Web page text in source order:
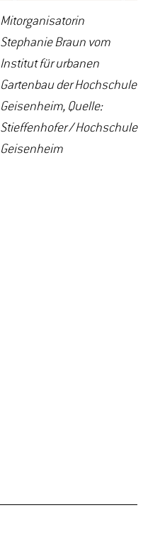
Mitorganisatorin
Stephanie Braun vom
Institut für urbanen
Gartenbau der Hochschule
Geisenheim, Quelle:
Stieffenhofer / Hochschule
Geisenheim